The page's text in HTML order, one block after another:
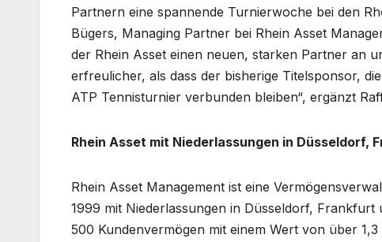
Partnern eine spannende Turnierwoche bei den
Bügers, Managing Partner bei Rhein Asset
der Rhein Asset einen neuen, starken Partner an
erfreulicher, als dass der bisherige Titelsponsor,
ATP Tennisturnier verbunden bleiben“, ergänzt
Rhein Asset mit Niederlassungen in Düsseldorf,
Rhein Asset Management ist eine
1999 mit Niederlassungen in Düsseldorf,
500 Kundenvermögen mit einem Wert von über